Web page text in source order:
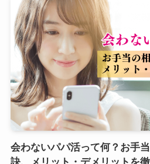
会わないパパ活って何？お手